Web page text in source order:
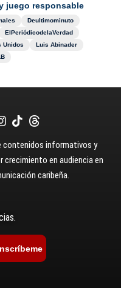
juego responsable
Deultimominuto
ElPeriódicodelaVerdad
Unidos
Luis Abinader
contenidos informativos y
crecimiento en audiencia en
caribeña.